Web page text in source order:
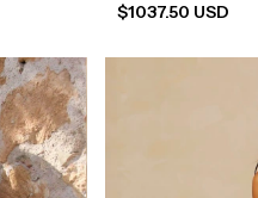
$1037.50 USD